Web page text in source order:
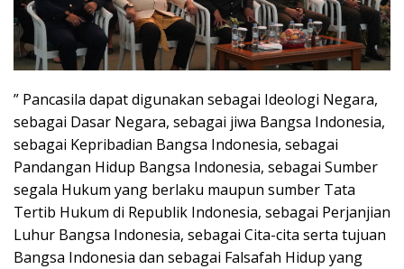
” Pancasila dapat digunakan sebagai Ideologi Negara,
sebagai Dasar Negara, sebagai jiwa Bangsa Indonesia,
sebagai Kepribadian Bangsa Indonesia, sebagai
Pandangan Hidup Bangsa Indonesia, sebagai Sumber
segala Hukum yang berlaku maupun sumber Tata
Tertib Hukum di Republik Indonesia, sebagai Perjanjian
Luhur Bangsa Indonesia, sebagai Cita-cita serta tujuan
Bangsa Indonesia dan sebagai Falsafah Hidup yang